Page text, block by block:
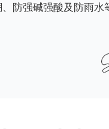
防强碱强酸及防雨水